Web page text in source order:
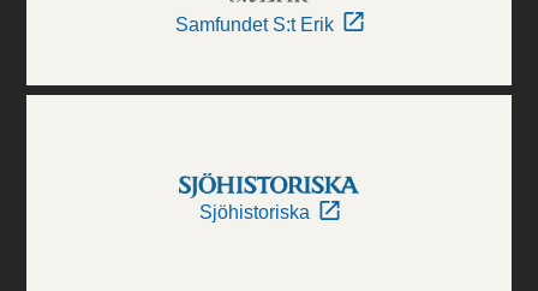
Samfundet S:t Erik
Sjöhistoriska